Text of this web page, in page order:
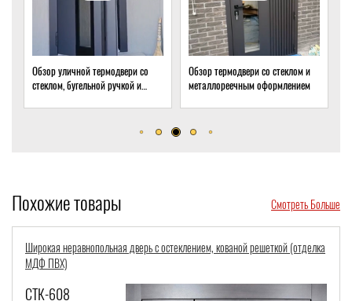
Обзор уличной термодвери со
стеклом, бугельной ручкой и
Обзор термодвери со стеклом и
металлореечным оформлением
Похожие товары Смотреть Больше
Широкая неравнопольная дверь с остеклением, кованой решеткой (отделка
МДФ ПВХ)
СТК-608